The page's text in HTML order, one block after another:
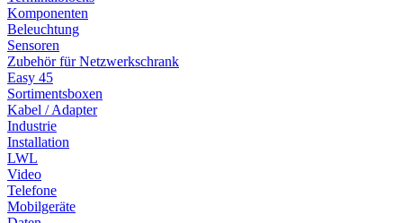
Komponenten
Beleuchtung
Sensoren
Zubehör für Netzwerkschrank
Easy 45
Sortimentsboxen
Kabel / Adapter
Industrie
Installation
LWL
Video
Telefone
Mobilgeräte